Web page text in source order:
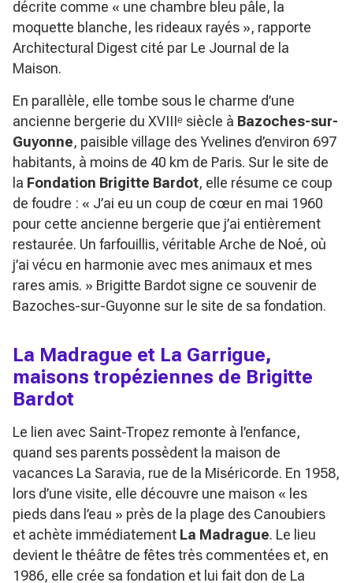
décrite comme « une chambre bleu pâle, la
moquette blanche, les rideaux rayés », rapporte
Architectural Digest cité par Le Journal de la
Maison.
En parallèle, elle tombe sous le charme d’une
ancienne bergerie du XVIIIᵉ siècle à Bazoches-sur-
Guyonne, paisible village des Yvelines d’environ 697
habitants, à moins de 40 km de Paris. Sur le site de
la Fondation Brigitte Bardot, elle résume ce coup
de foudre : « J’ai eu un coup de cœur en mai 1960
pour cette ancienne bergerie que j’ai entièrement
restaurée. Un farfouillis, véritable Arche de Noé, où
j’ai vécu en harmonie avec mes animaux et mes
rares amis. » Brigitte Bardot signe ce souvenir de
Bazoches-sur-Guyonne sur le site de sa fondation.
La Madrague et La Garrigue,
maisons tropéziennes de Brigitte
Bardot
Le lien avec Saint-Tropez remonte à l’enfance,
quand ses parents possèdent la maison de
vacances La Saravia, rue de la Miséricorde. En 1958,
lors d’une visite, elle découvre une maison « les
pieds dans l’eau » près de la plage des Canoubiers
et achète immédiatement La Madrague. Le lieu
devient le théâtre de fêtes très commentées et, en
1986, elle crée sa fondation et lui fait don de La